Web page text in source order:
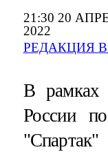
21:30 20
2022
РЕДАКЦИЯ
В рамках
России